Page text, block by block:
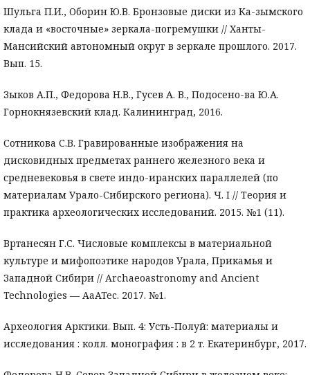
Шульга П.И., Оборин Ю.В. Бронзовые диски из Ка-зымского
клада и «восточные» зеркала-погремушки // Ханты-
Мансийский автономный округ в зеркале прошлого. 2017.
Вып. 15.
Зыков А.П., Федорова Н.В., Гусев А. В., Подосено-ва Ю.А.
Горнокнязевский клад. Калининград, 2016.
Сотникова С.В. Гравированные изображения на
дисковидных предметах раннего железного века и
средневековья в свете индо-иранских параллелей (по
материалам Урало-Сибирского региона). Ч. I // Теория и
практика археологических исследований. 2015. №1 (11).
Вртанесян Г.С. Числовые комплексы в материальной
культуре и мифопоэтике народов Урала, Прикамья и
Западной Сибири // Archaeoastronomy and Ancient
Technologies — AaATec. 2017. №1.
Археология Арктики. Вып. 4: Усть-Полуй: материалы и
исследования : колл. монография : в 2 т. Екатеринбург, 2017.